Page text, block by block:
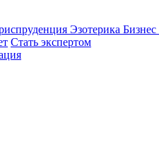
Эзотерика Бизнес
Стать экспертом